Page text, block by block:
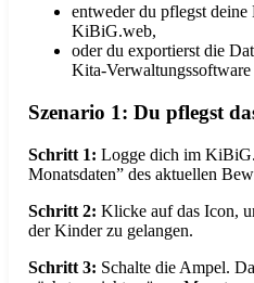
entweder du pflegst
KiBiG.web,
oder du exportierst die
Kita-Verwaltungssoftware
Szenario 1: Du pflegst
Schritt 1: Logge dich im
Monatsdaten” des aktuellen
Schritt 2: Klicke auf das Icon,
der Kinder zu gelangen.
Schritt 3: Schalte die Ampel.